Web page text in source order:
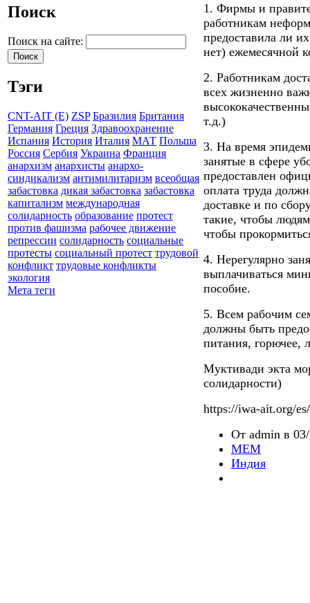
Поиск
Поиск на сайте:
Тэги
CNT-AIT (E) ZSP Бразилия Британия
Германия Греция Здравоохранение
Испания История Италия МАТ Польша
Россия Сербия Украина Франция
анархизм анархисты анархо-
синдикализм антимилитаризм всеобщая
забастовка дикая забастовка забастовка
капитализм международная
солидарность образование протест
против фашизма рабочее движение
репрессии солидарность социальные
протесты социальный протест трудовой
конфликт трудовые конфликты
экология
Мета теги
1. Фирмы и
работникам
предоставила ли
нет) ежемесячной
2. Работникам
всех жизненно
т.д.)
3. На время
занятые в сфере
предоставлен
оплата труда
доставке и по
такие, чтобы
чтобы
4. Нерегулярно
выплачиваться
пособие.
5. Всем рабочим
должны быть
питания, горючее,
Муктивади экта
солидарности)
https://iwa-ait.org/
От admin в
MEM
Индия